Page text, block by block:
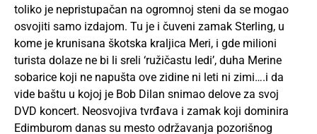
toliko je nepristupačan na ogromnoj steni da se mogao
osvojiti samo izdajom. Tu je i čuveni zamak Sterling, u
kome je krunisana škotska kraljica Meri, i gde milioni
turista dolaze ne bi li sreli ‘ružičastu ledi’, duha Merine
sobarice koji ne napušta ove zidine ni leti ni zimi….i da
vide baštu u kojoj je Bob Dilan snimao delove za svoj
DVD koncert. Neosvojiva tvrđava i zamak koji dominira
Edimburom danas su mesto održavanja pozorišnog